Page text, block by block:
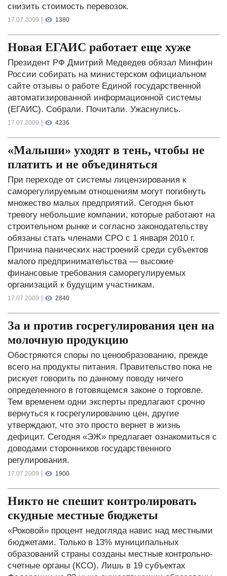
снизить стоимость перевозок.
17.07.2009 | 1380
Новая ЕГАИС работает еще хуже
Президент РФ Дмитрий Медведев обязал Минфин
России собирать на министерском официальном
сайте отзывы о работе Единой государственной
автоматизированной информационной системы
(ЕГАИС). Собрали. Почитали. Ужаснулись.
17.07.2009 | 4236
«Малыши» уходят в тень, чтобы не
платить и не объединяться
При переходе от системы лицензирования к
саморегулируемым отношениям могут погибнуть
множество малых предприятий. Сегодня бьют
тревогу небольшие компании, которые работают на
строительном рынке и согласно законодательству
обязаны стать членами СРО с 1 января 2010 г.
Причина панических настроений среди субъектов
малого предпринимательства — высокие
финансовые требования саморегулируемых
организаций к будущим участникам.
17.07.2009 | 2840
За и против госрегулирования цен на
молочную продукцию
Обостряются споры по ценообразованию, прежде
всего на продукты питания. Правительство пока не
рискует говорить по данному поводу ничего
определенного в готовящемся законе о торговле.
Тем временем одни эксперты предлагают срочно
вернуться к госрегулированию цен, другие
утверждают, что это просто вернет в жизнь
дефицит. Сегодня «ЭЖ» предлагает ознакомиться с
доводами сторонников государственного
регулирования.
17.07.2009 | 1900
Никто не спешит контролировать
скудные местные бюджеты
«Роковой» процент недогляда навис над местными
бюджетами. Только в 13% муниципальных
образований страны созданы местные контрольно-
счетные органы (КСО). Лишь в 19 субъектах